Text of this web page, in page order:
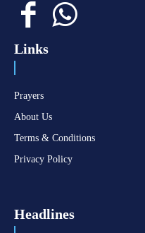
Links
Prayers
About Us
Terms & Conditions
Privacy Policy
Headlines